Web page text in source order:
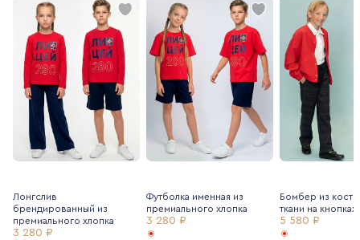
- спинка длиннее полочки
Лонгслив
брендированный из
премиального хлопка
3 280 ₽
Футболка именная из
премиального хлопка
3 280 ₽
Бомбер из
ткани на кнопках
5 580 ₽